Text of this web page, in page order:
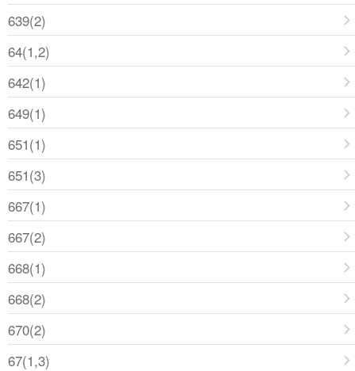
639(2)
64(1,2)
642(1)
649(1)
651(1)
651(3)
667(1)
667(2)
668(1)
668(2)
670(2)
67(1,3)